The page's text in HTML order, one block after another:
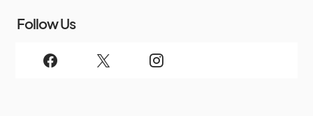
Follow Us